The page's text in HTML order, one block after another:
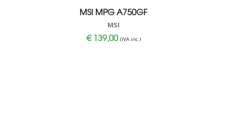
MSI MPG A750GF
MSI
€139,00 (IVA inc.)